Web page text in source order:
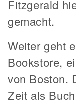
Fitzgerald
gemacht.
Weiter geht
Bookstore,
von Boston.
Zeit als